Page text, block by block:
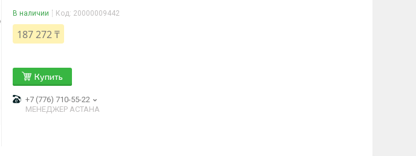
В наличии Код: 20000009442
187 272 ₸
Купить
+7 (776) 710-55-22
МЕНЕДЖЕР АСТАНА